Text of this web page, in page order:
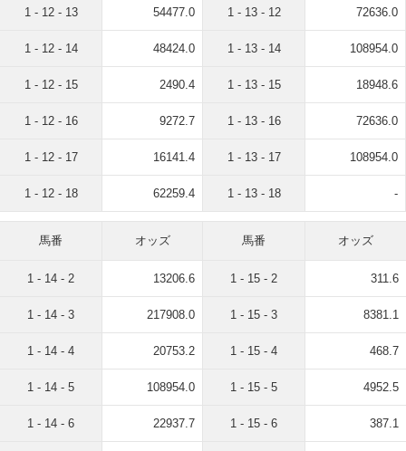
1 - 12 - 13 54477.0
1 - 12 - 14 48424.0
1 - 12 - 15 2490.4
1 - 12 - 16 9272.7
1 - 12 - 17 16141.4
1 - 12 - 18 62259.4
1 - 13 - 12 72636.0
1 - 13 - 14 108954.0
1 - 13 - 15 18948.6
1 - 13 - 16 72636.0
1 - 13 - 17 108954.0
1 - 13 - 18 -
馬番 オッズ
1 - 14 - 2 13206.6
1 - 14 - 3 217908.0
1 - 14 - 4 20753.2
1 - 14 - 5 108954.0
1 - 14 - 6 22937.7
馬番 オッズ
1 - 15 - 2 311.6
1 - 15 - 3 8381.1
1 - 15 - 4 468.7
1 - 15 - 5 4952.5
1 - 15 - 6 387.1